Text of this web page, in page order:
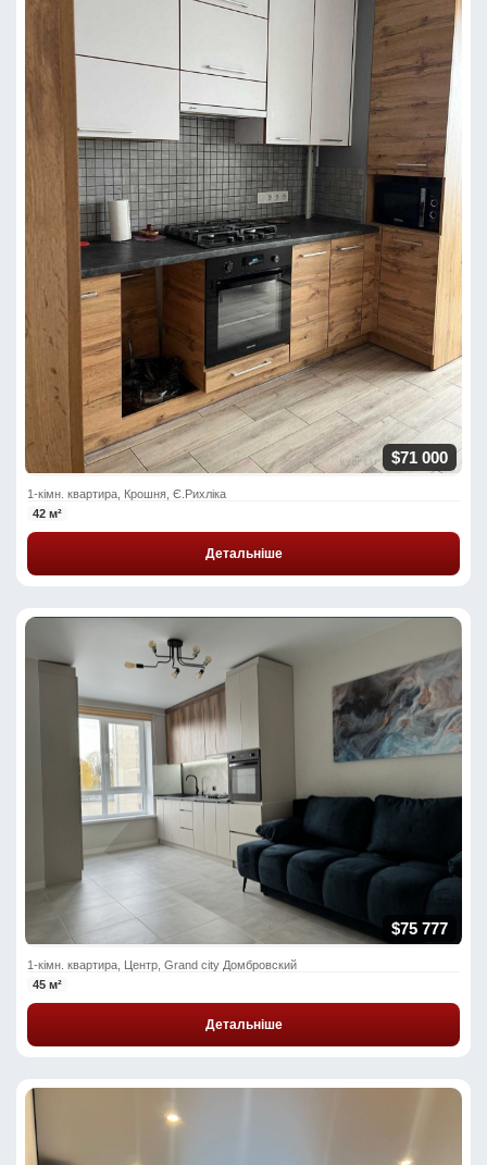
$71 000
1-кімн. квартира, Крошня, Є.Рихліка
42 м²
Детальніше
$75 777
1-кімн. квартира, Центр, Grand city Домбровский
45 м²
Детальніше